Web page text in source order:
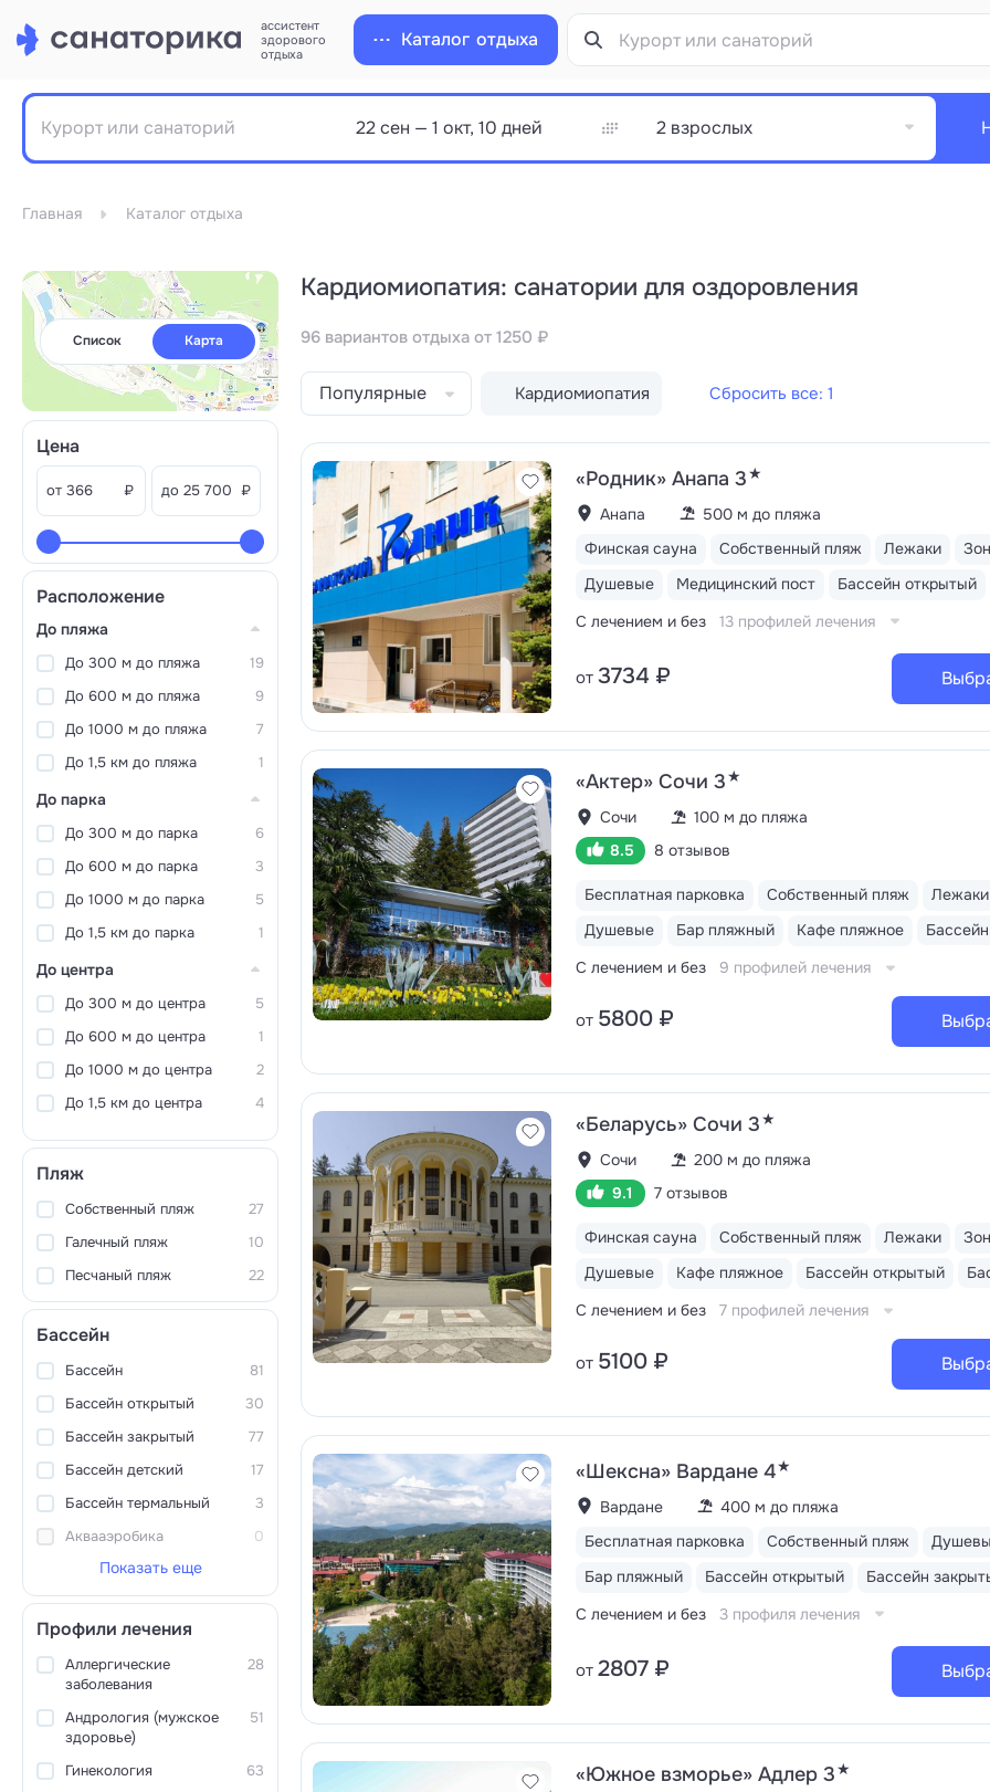
ассистент
здорового
отдыха
Каталог отдыха
2 взрослых
Главная Каталог отдыха
Список Карта
Цена
от ₽ до ₽
Расположение
До пляжа
До 300 м до пляжа
19
До 600 м до пляжа
9
До 1000 м до пляжа
7
До 1,5 км до пляжа
1
До парка
До 300 м до парка
6
До 600 м до парка
3
До 1000 м до парка
5
До 1,5 км до парка
1
До центра
До 300 м до центра
5
До 600 м до центра
1
До 1000 м до центра
2
До 1,5 км до центра
4
Пляж
Собственный пляж
27
Галечный пляж
10
Песчаный пляж
22
Бассейн
Бассейн
81
Бассейн открытый
30
Бассейн закрытый
77
Бассейн детский
17
Бассейн термальный
3
Аквааэробика
0
Показать еще
Профили лечения
Аллергические
заболевания
28
Андрология (мужское
здоровье)
51
Гинекология
63
Кардиомиопатия: санатории для оздоровления
96 вариантов отдыха от 1250 ₽
Популярные Кардиомиопатия Сбросить все: 1
«Родник» Анапа 3★
Анапа
500 м до пляжа
Финская сауна
Собственный пляж Лежаки
Душевые
Медицинский пост Бассейн открытый
С лечением и без
13 профилей лечения
от 3734 ₽
«Актер» Сочи 3★
Сочи
100 м до пляжа
8.5
8 отзывов
Бесплатная парковка Собственный пляж Лежаки
Душевые
Бар пляжный Кафе пляжное
С лечением и без
9 профилей лечения
от 5800 ₽
«Беларусь» Сочи 3★
Сочи
200 м до пляжа
9.1
7 отзывов
Финская сауна Собственный пляж Лежаки
Душевые
Кафе пляжное Бассейн открытый
С лечением и без
7 профилей лечения
от 5100 ₽
«Шексна» Вардане 4★
Вардане
400 м до пляжа
Бесплатная парковка
Собственный пляж
Бар пляжный
Бассейн открытый Бассейн
С лечением и без
3 профиля лечения
от 2807 ₽
«Южное взморье» Адлер 3★